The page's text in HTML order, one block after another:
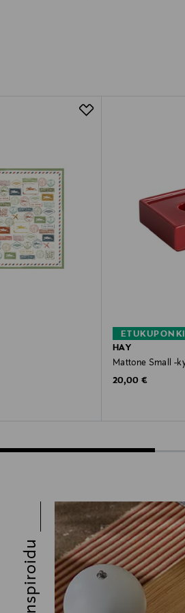
HAY
Mattone Small -
Original Price
20,00 €
Inspiroidu